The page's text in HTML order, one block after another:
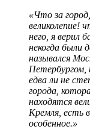
«Что за
великолепие!
него, я верил
некогда были
назывался
Петербургом,
едва ли не
города,
находятся
Кремля, есть
особенное.»